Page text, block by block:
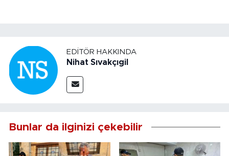
EDITÖR HAKKINDA
Nihat Sıvakçıgil
Bunlar da ilginizi çekebilir